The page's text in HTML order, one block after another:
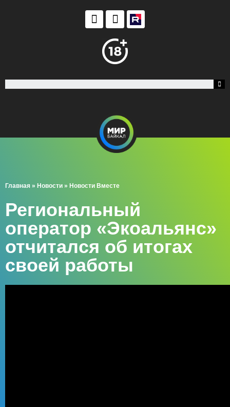
Главная » Новости » Новости Вместе
Региональный
оператор «Экоальянс»
отчитался об итогах
своей работы